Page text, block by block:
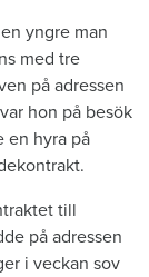
yngre man
med tre
på adressen
hon på besök
en hyra på
till
på adressen
i veckan sov